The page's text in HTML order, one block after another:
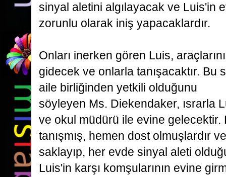
sinyal aletini algılayacak ve Luis'in
zorunlu olarak iniş yapacaklardır.
Onları inerken gören Luis,
gidecek ve onlarla tanışacaktır. Bu
aile birliğinden yetkili olduğunu
söyleyen Ms. Diekendaker, ısrarla
ve okul müdürü ile evine gelecektir.
tanışmış, hemen dost olmuşlardır
saklayıp, her evde sinyal aleti
Luis'in karşı komşularının evine